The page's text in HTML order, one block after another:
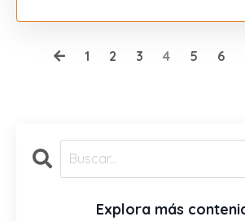
1 2 3 4 5 6
Explora más